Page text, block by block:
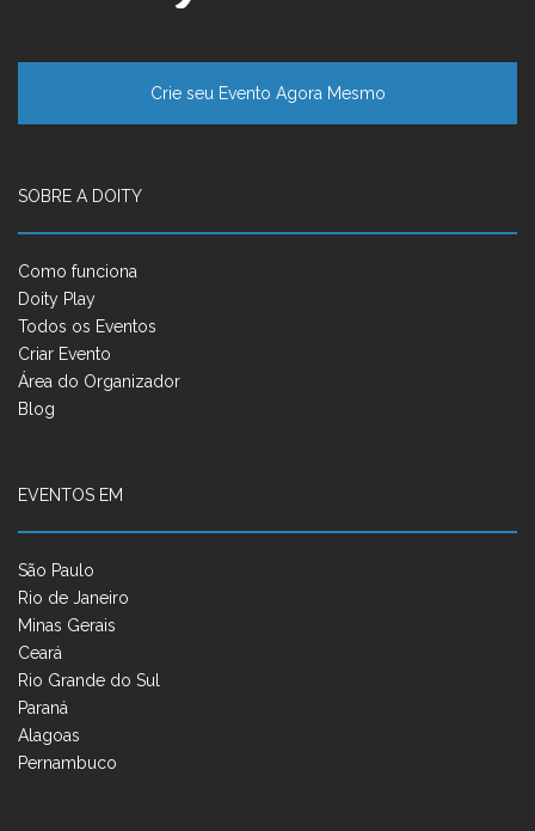
Crie seu Evento Agora Mesmo
SOBRE A DOITY
Como funciona
Doity Play
Todos os Eventos
Criar Evento
Área do Organizador
Blog
EVENTOS EM
São Paulo
Rio de Janeiro
Minas Gerais
Ceará
Rio Grande do Sul
Paraná
Alagoas
Pernambuco